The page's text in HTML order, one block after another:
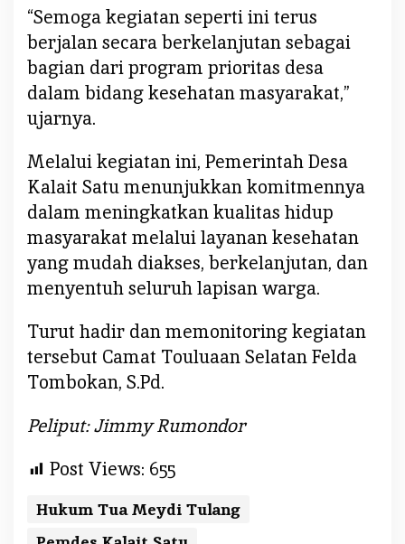
“Semoga kegiatan seperti ini terus
berjalan secara berkelanjutan sebagai
bagian dari program prioritas desa
dalam bidang kesehatan masyarakat,”
ujarnya.
Melalui kegiatan ini, Pemerintah Desa
Kalait Satu menunjukkan komitmennya
dalam meningkatkan kualitas hidup
masyarakat melalui layanan kesehatan
yang mudah diakses, berkelanjutan, dan
menyentuh seluruh lapisan warga.
Turut hadir dan memonitoring kegiatan
tersebut Camat Touluaan Selatan Felda
Tombokan, S.Pd.
Peliput: Jimmy Rumondor
Post Views: 655
Hukum Tua Meydi Tulang